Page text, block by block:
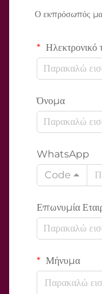
Ο εκπρόσωπός
Ηλεκτρονικό
Όνομα
WhatsApp
Code
Επωνυμία
Μήνυμα